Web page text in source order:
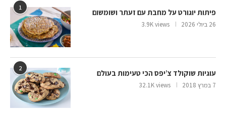
1
פיתות יוגורט על מחבת עם זעתר ושומשום
26 ביולי 2026 3.9K views
2
עוגיות שוקולד צ’יפס הכי טעימות בעולם
7 במרץ 2018 32.1K views